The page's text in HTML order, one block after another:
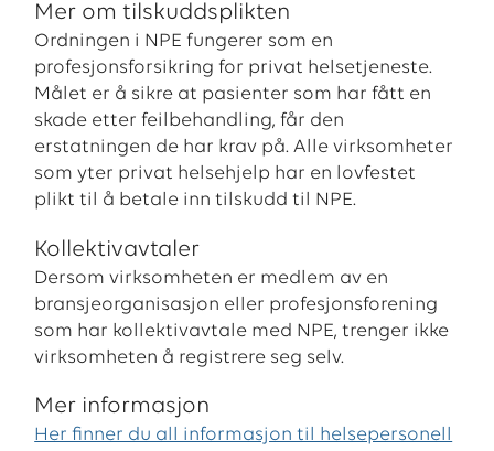
Mer om tilskuddsplikten
Ordningen i NPE fungerer som en
profesjonsforsikring for privat helsetjeneste.
Målet er å sikre at pasienter som har fått en
skade etter feilbehandling, får den
erstatningen de har krav på. Alle virksomheter
som yter privat helsehjelp har en lovfestet
plikt til å betale inn tilskudd til NPE.
Kollektivavtaler
Dersom virksomheten er medlem av en
bransjeorganisasjon eller profesjonsforening
som har kollektivavtale med NPE, trenger ikke
virksomheten å registrere seg selv.
Mer informasjon
Her finner du all informasjon til helsepersonell